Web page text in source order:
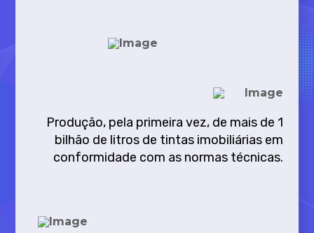
Produção, pela primeira vez, de mais de 1
bilhão de litros de tintas imobiliárias em
conformidade com as normas técnicas.